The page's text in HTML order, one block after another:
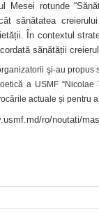
Mesei rotunde
sănătatea
În contextul
sănătății
şi-au
a USMF
actuale și pentru
ro/noutati/